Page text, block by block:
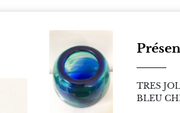
TRES
BLEU